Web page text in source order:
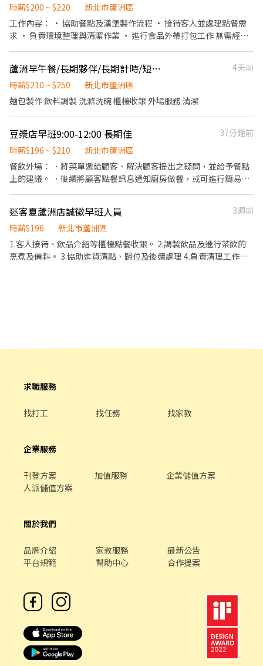
時薪$200 ~ $220
新北市蘆洲區
工作內容： • 協助餐點及漢堡製作流程 • 接待客人並處理點餐需
求 • 負責環境整理與清潔作業 • 進行食品外帶打包工作 無需經
蘆洲早午餐/長期夥伴/長期計時/短期勿試/有經驗佳210起
4天前
時薪$210 ~ $250
新北市蘆洲區
麵包製作 飲料調製 洗滌洗碗 櫃檯收銀 外場服務 清潔
豆漿店早班9:00-12:00 長期佳
37分鐘前
時薪$196 ~ $210
新北市蘆洲區
餐飲外場： ．將菜單遞給顧客、解決顧客提出之疑問，並給予餐點
上的建議。 ．後續將顧客點餐訊息通知廚房做餐，或可進行簡易餐
擔任廚師的助手，處理烹飪前與烹飪中之準備工作與其他餐廳相關
事務。 ．負責洗、剝、削、切各種食材。 ．負責清理工作環境、設
備和餐具。 ．準備不同餐點所需要的食材。 ．協助測量食材的容量
與重量。 ．負責擺盤、打包外帶服務。
迷客夏蘆洲店誠徵早班人員
3週前
時薪$196
新北市蘆洲區
1.客人接待、飲品介紹等櫃檯點餐收銀。 2.調製飲品及進行茶飲的
烹煮及備料。 3.協助進貨清點、歸位及後續處理 4.負責清理工作環
求職服務
找打工 找任務 找家教
企業服務
刊登方案 加值服務
企業儲值方案
人派儲值方案
關於我們
品牌介紹 家教服務
最新公告
平台規範
幫助中心 合作提案